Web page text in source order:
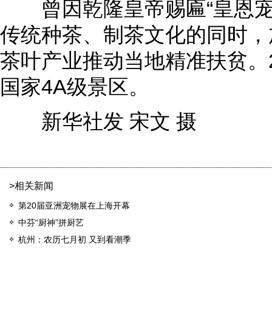
曾因乾隆皇帝赐匾“皇恩宠
传统种茶、制茶文化的同时
茶叶产业推动当地精准扶贫
国家4A级景区。
新华社发 宋文 摄
>相关新闻
第20届亚洲宠物展在上海开幕
中芬“厨神”拼厨艺
杭州：农历七月初 又到看潮季